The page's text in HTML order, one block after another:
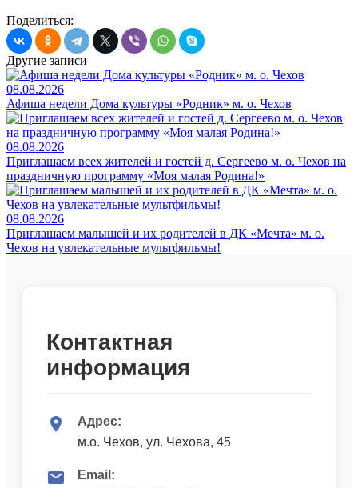
Поделиться:
Другие записи
08.08.2026
Афиша недели Дома культуры «Родник» м. о. Чехов
08.08.2026
Приглашаем всех жителей и гостей д. Сергеево м. о. Чехов на
праздничную программу «Моя малая Родина!»
08.08.2026
Приглашаем малышей и их родителей в ДК «Мечта» м. о.
Чехов на увлекательные мультфильмы!
Контактная
информация
Адрес:
м.о. Чехов, ул. Чехова, 45
Email: